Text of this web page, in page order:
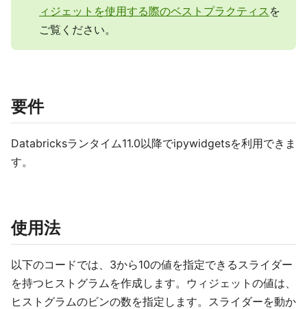
ィジェットを使用する際のベストプラクティス を
ご覧ください。
要件
Databricksランタイム11.0以降でipywidgetsを利用できま
す。
使用法
以下のコードでは、3から10の値を指定できるスライダー
を持つヒストグラムを作成します。ウィジェットの値は、
ヒストグラムのビンの数を指定します。スライダーを動か